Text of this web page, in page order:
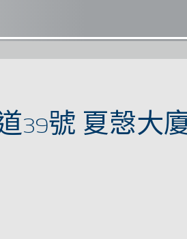
39號 夏愨大